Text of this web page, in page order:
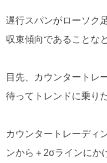
遅行スパンがローソク
収束傾向であることな
目先、カウンタートレ
待ってトレンドに乗り
カウンタートレーディ
ンから＋2σラインにか